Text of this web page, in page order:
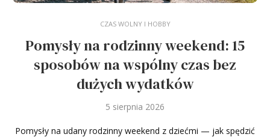
CZAS WOLNY I HOBBY
Pomysły na rodzinny weekend: 15
sposobów na wspólny czas bez
dużych wydatków
5 sierpnia 2026
Pomysły na udany rodzinny weekend z dziećmi — jak spędzić